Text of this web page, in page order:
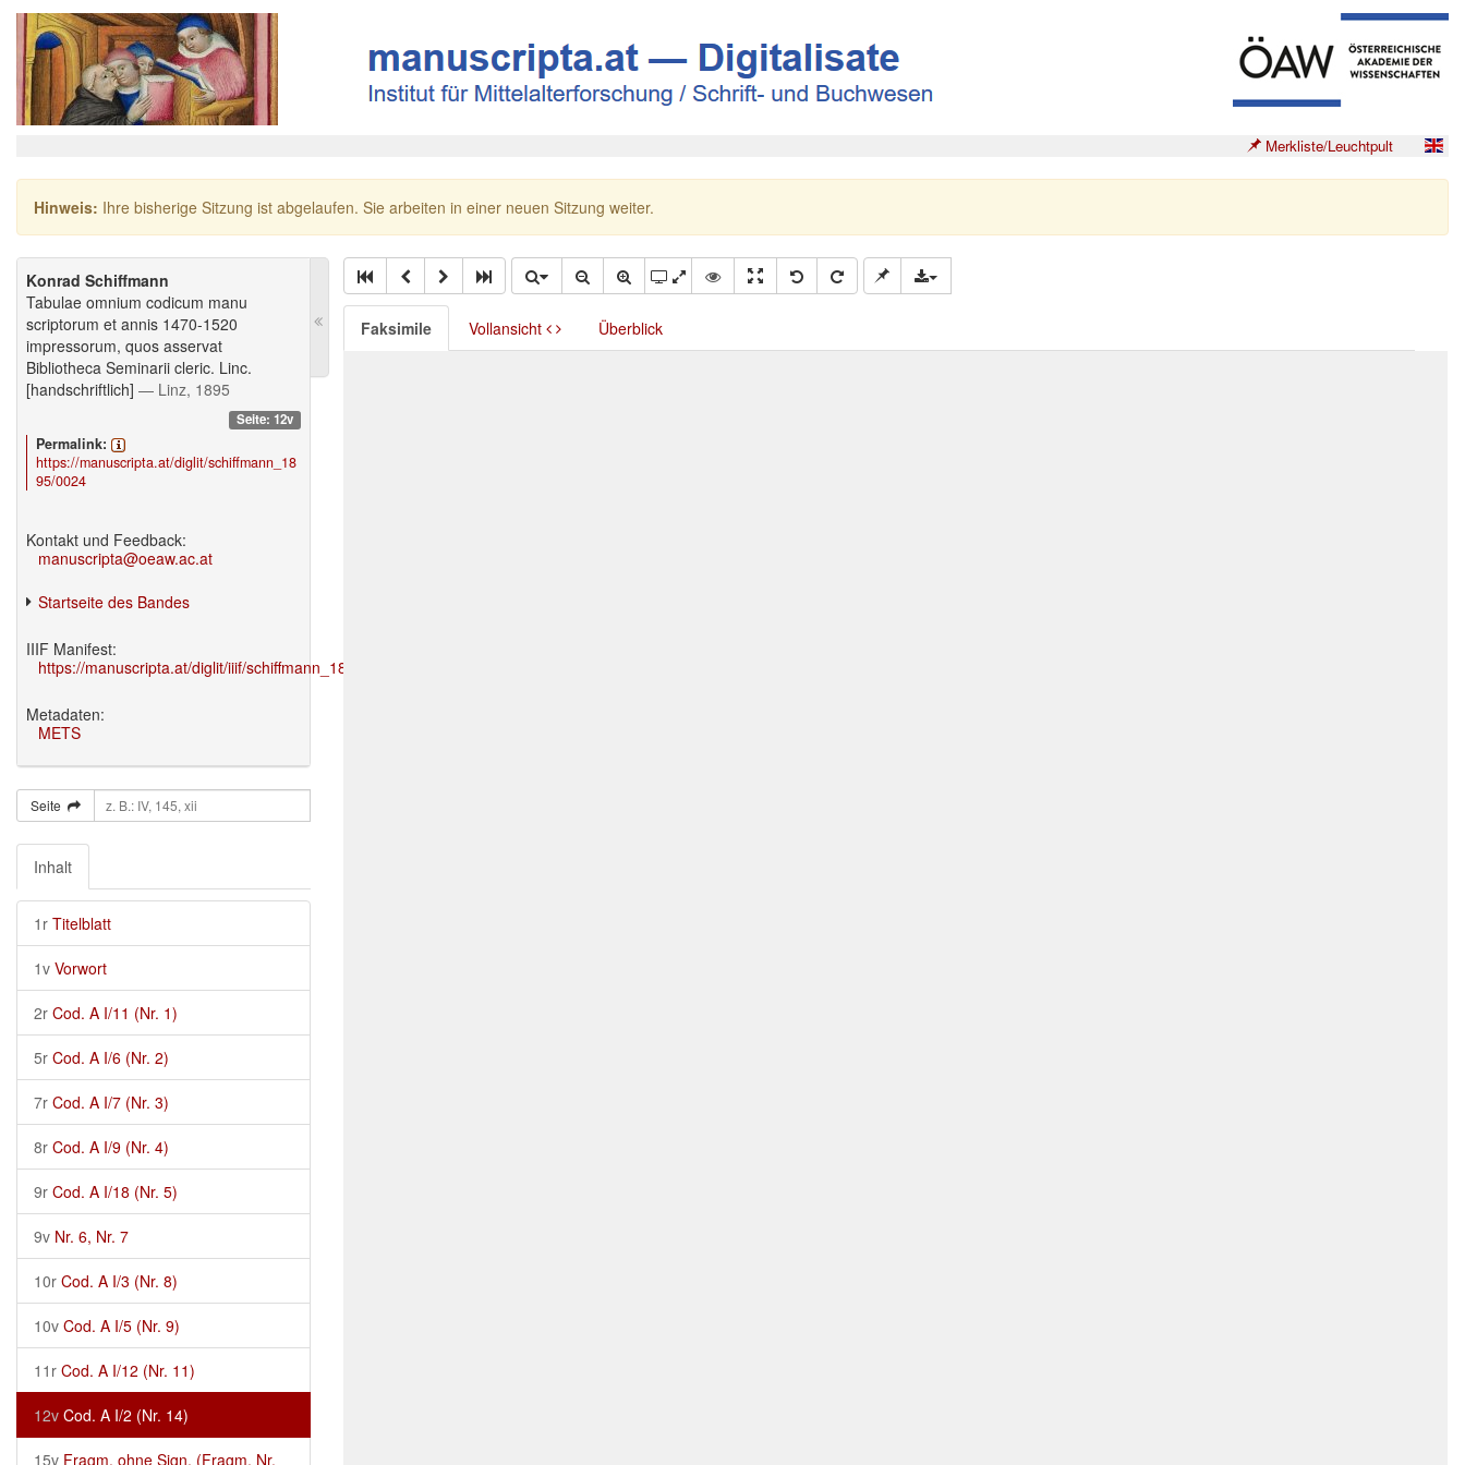
Merkliste/Leuchtpult
Hinweis: Ihre bisherige Sitzung ist abgelaufen. Sie arbeiten in einer neuen Sitzung weiter.
Konrad Schiffmann
Tabulae omnium codicum manu
scriptorum et annis 1470-1520
impressorum, quos asservat
Bibliotheca Seminarii cleric. Linc.
[handschriftlich] — Linz, 1895
Seite: 12v
Permalink:
https://manuscripta.at/diglit/schiffmann_18
95/0024
Kontakt und Feedback:
manuscripta@oeaw.ac.at
Startseite des Bandes
IIIF Manifest:
https://manuscripta.at/diglit/iiif/schiffmann_1895/manifest.json
Metadaten:
METS
Seite
Inhalt
1r Titelblatt
1v Vorwort
2r Cod. A I/11 (Nr. 1)
5r Cod. A I/6 (Nr. 2)
7r Cod. A I/7 (Nr. 3)
8r Cod. A I/9 (Nr. 4)
9r Cod. A I/18 (Nr. 5)
9v Nr. 6, Nr. 7
10r Cod. A I/3 (Nr. 8)
10v Cod. A I/5 (Nr. 9)
11r Cod. A I/12 (Nr. 11)
12v Cod. A I/2 (Nr. 14)
15v Fragm. ohne Sign. (Fragm. Nr.
Faksimile Vollansicht Überblick